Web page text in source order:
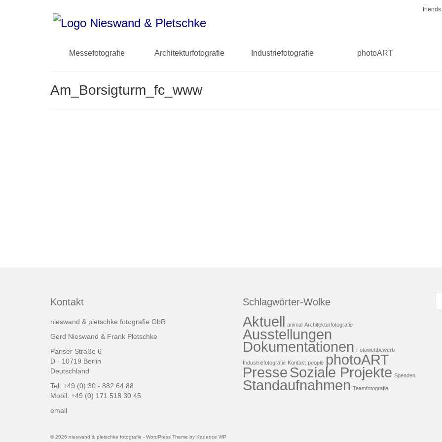
Messefotografie Architekturfotografie Industriefotografie photoART
Am_Borsigturm_fc_www
Kontakt
nieswand & pletschke fotografie GbR
Gerd Nieswand & Frank Pletschke
Pariser Straße 6
D - 10719 Berlin
Deutschland
Tel: +49 (0) 30 - 882 64 88
Mobil: +49 (0) 171 518 30 45
email
Schlagwörter-Wolke
Aktuell animal Architekturfotografie
Ausstellungen
Dokumentationen Fotowettbewerb
Industriefotografie Kontakt people photoART
PresseSoziale Projekte Spenden
Standaufnahmen Teamfotografie
© 2026 nieswand & pletschke fotografie - WordPress Theme by Kadence WP